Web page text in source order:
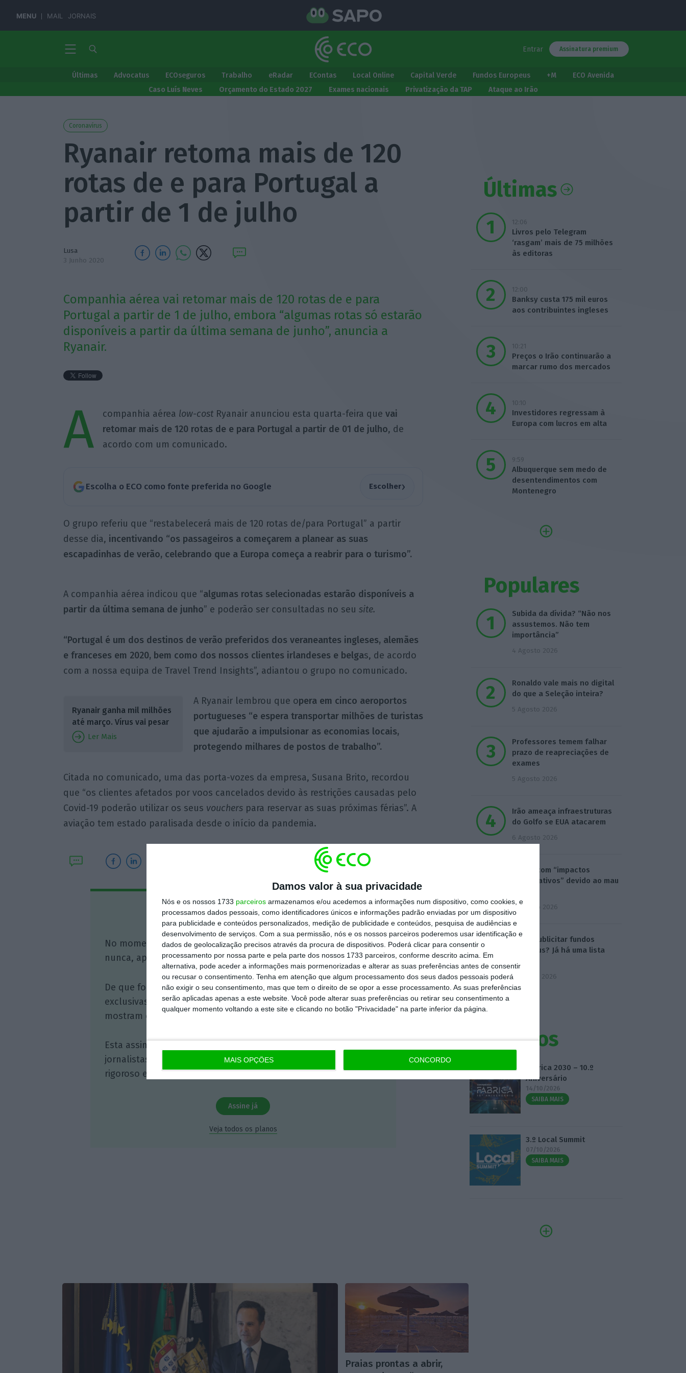
Damos valor à sua privacidade
Nós e os nossos 1733 parceiros armazenamos e/ou acedemos a informações num dispositivo, como cookies, e
processamos dados pessoais, como identificadores únicos e informações padrão enviadas por um dispositivo
para publicidade e conteúdos personalizados, medição de publicidade e conteúdos, pesquisa de audiências e
desenvolvimento de serviços. Com a sua permissão, nós e os nossos parceiros poderemos usar identificação e
dados de geolocalização precisos através da procura de dispositivos. Poderá clicar para consentir o
processamento por nossa parte e pela parte dos nossos 1733 parceiros, conforme descrito acima. Em
alternativa, pode aceder a informações mais pormenorizadas e alterar as suas preferências antes de consentir
ou recusar o consentimento. Tenha em atenção que algum processamento dos seus dados pessoais poderá
não exigir o seu consentimento, mas que tem o direito de se opor a esse processamento. As suas preferências
serão aplicadas apenas a este website. Você pode alterar suas preferências ou retirar seu consentimento a
qualquer momento voltando a este site e clicando no botão "Privacidade" na parte inferior da página.
MAIS OPÇÕES CONCORDO
MENU MAIL JORNAIS
Entrar Assinatura premium
Últimas Advocatus ECOseguros Trabalho eRadar EContas Local Online Capital Verde Fundos Europeus +M
ECO Avenida
Caso Luís Neves
Orçamento do Estado 2027 Exames nacionais Privatização da TAP Ataque ao Irão
Coronavírus
Ryanair retoma mais de 120
rotas de e para Portugal a
partir de 1 de julho
Lusa
3 Junho 2020
Companhia aérea vai retomar mais de 120 rotas de e para
Portugal a partir de 1 de julho, embora “algumas rotas só estarão
disponíveis a partir da última semana de junho”, anuncia a
Ryanair.
A companhia aérea low-costRyanair anunciou esta quarta-feira que vai
retomar mais de 120 rotas de e para Portugal a partir de 01 de julho, de
acordo com um comunicado.
Escolha o ECO como fonte preferida no Google Escolher›
O grupo referiu que “restabelecerá mais de 120 rotas de/para Portugal” a partir
desse dia, incentivando “os passageiros a começarem a planear as suas
escapadinhas de verão, celebrando que a Europa começa a reabrir para o turismo”.
A companhia aérea indicou que “algumas rotas selecionadas estarão disponíveis a
partir da última semana de junho” e poderão ser consultadas no seu site.
“Portugal é um dos destinos de verão preferidos dos veraneantes ingleses, alemães
e franceses em 2020, bem como dos nossos clientes irlandeses e belgas, de acordo
com a nossa equipa de Travel Trend Insights”, adiantou o grupo no comunicado.
Ryanair ganha mil milhões
até março. Vírus vai pesar
Ler Mais
A Ryanair lembrou que opera em cinco aeroportos
portugueses “e espera transportar milhões de turistas
que ajudarão a impulsionar as economias locais,
protegendo milhares de postos de trabalho”.
Citada no comunicado, uma das porta-vozes da empresa, Susana Brito, recordou
que “os clientes afetados por voos cancelados devido às restrições causadas pelo
Covid-19 poderão utilizar os seus voucherspara reservar as suas próximas férias”. A
aviação tem estado paralisada desde o início da pandemia.
Assine o ECO Premium
No momento em que a informação é mais importante do que
nunca, apoie o jornalismo independente e rigoroso.
De que forma? Assine o ECO Premium e tenha acesso a notícias
exclusivas, à opinião que conta, às reportagens e especiais que
mostram o outro lado da história.
Esta assinatura é uma forma de apoiar o ECO e os seus
jornalistas. A nossa contrapartida é o jornalismo independente,
rigoroso e credível.
Assine já
Veja todos os planos
Últimas
12:06
Livros pelo Telegram
‘rasgam’ mais de 75 milhões
às editoras
12:00
Banksy custa 175 mil euros
aos contribuintes ingleses
10:21
Preços o Irão continuarão a
marcar rumo dos mercados
10:10
Investidores regressam à
Europa com lucros em alta
9:59
Albuquerque sem medo de
desentendimentos com
Montenegro
Populares
Subida da dívida? “Não nos
assustemos. Não tem
importância”
4 Agosto 2026
Ronaldo vale mais no digital
do que a Seleção inteira?
5 Agosto 2026
Professores temem falhar
prazo de reapreciações de
exames
5 Agosto 2026
Irão ameaça infraestruturas
do Golfo se EUA atacarem
6 Agosto 2026
Praias com “impactos
significativos” devido ao mau
6 Agosto 2026
Onde publicitar fundos
europeus? Já há uma lista
7 Agosto 2026
Eventos
Fábrica 2030 – 10.º
Aniversário
14/10/2026
SAIBA MAIS
3.º Local Summit
07/10/2026
SAIBA MAIS
Praias prontas a abrir,